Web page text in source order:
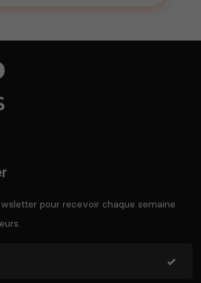
pour recevoir chaque semaine